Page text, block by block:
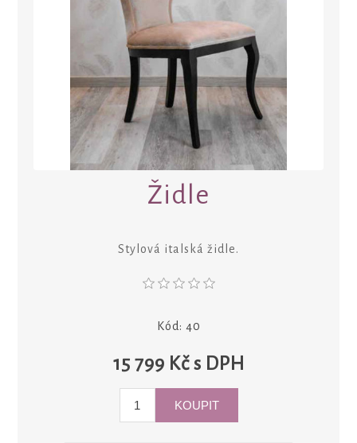
Židle
Stylová italská židle.
Kód: 40
15 799 Kč s DPH